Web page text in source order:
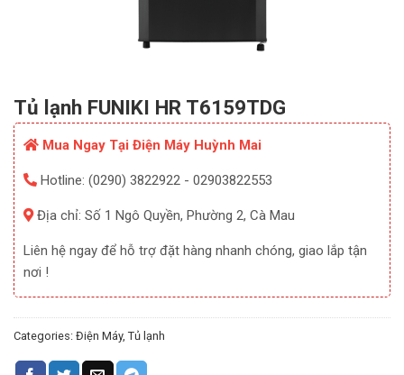
Tủ lạnh FUNIKI HR T6159TDG
Mua Ngay Tại Điện Máy Huỳnh Mai
Hotline: (0290) 3822922 - 02903822553
Địa chỉ: Số 1 Ngô Quyền, Phường 2, Cà Mau
Liên hệ ngay để hỗ trợ đặt hàng nhanh chóng, giao lắp tận
nơi !
Categories: Điện Máy, Tủ lạnh